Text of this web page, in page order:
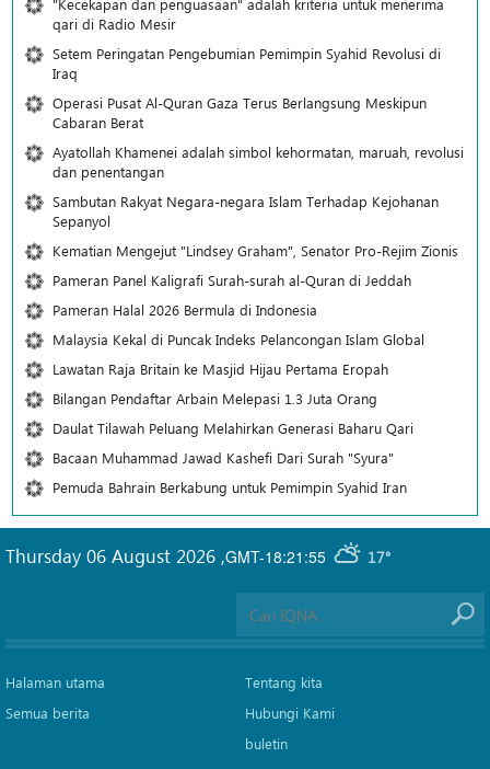
"Kecekapan dan penguasaan" adalah kriteria untuk menerima
qari di Radio Mesir
Setem Peringatan Pengebumian Pemimpin Syahid Revolusi di
Iraq
Operasi Pusat Al-Quran Gaza Terus Berlangsung Meskipun
Cabaran Berat
Ayatollah Khamenei adalah simbol kehormatan, maruah, revolusi
dan penentangan
Sambutan Rakyat Negara-negara Islam Terhadap Kejohanan
Sepanyol
Kematian Mengejut "Lindsey Graham", Senator Pro-Rejim Zionis
Pameran Panel Kaligrafi Surah-surah al-Quran di Jeddah
Pameran Halal 2026 Bermula di Indonesia
Malaysia Kekal di Puncak Indeks Pelancongan Islam Global
Lawatan Raja Britain ke Masjid Hijau Pertama Eropah
Bilangan Pendaftar Arbain Melepasi 1.3 Juta Orang
Daulat Tilawah Peluang Melahirkan Generasi Baharu Qari
Bacaan Muhammad Jawad Kashefi Dari Surah "Syura"
Pemuda Bahrain Berkabung untuk Pemimpin Syahid Iran
GMT-18:21:55 17°
Thursday 06 August 2026 ,
Halaman utama
Semua berita
Tentang kita
Hubungi Kami
buletin